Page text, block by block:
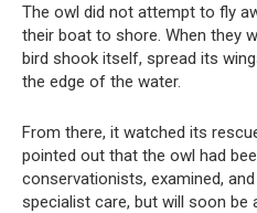
The owl did not attempt to fly
their boat to shore. When they
bird shook itself, spread its
the edge of the water.
From there, it watched its
pointed out that the owl had
conservationists, examined,
specialist care, but will soon be